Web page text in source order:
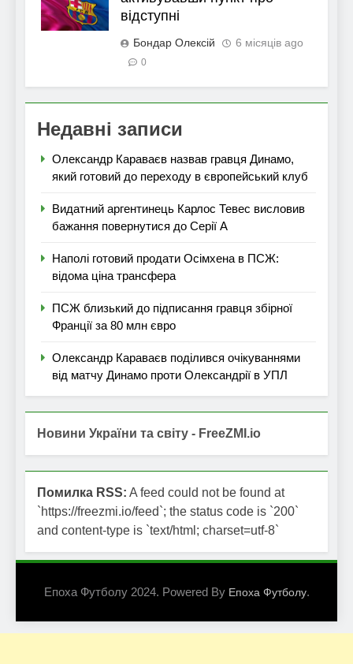
відступні
Бондар Олексій 6 місяців ago
0
Недавні записи
Олександр Караваєв назвав гравця Динамо,
який готовий до переходу в європейський клуб
Видатний аргентинець Карлос Тевес висловив
бажання повернутися до Серії А
Наполі готовий продати Осімхена в ПСЖ:
відома ціна трансфера
ПСЖ близький до підписання гравця збірної
Франції за 80 млн євро
Олександр Караваєв поділився очікуваннями
від матчу Динамо проти Олександрії в УПЛ
Новини України та світу - FreeZMI.io
Помилка RSS: A feed could not be found at
`https://freezmi.io/feed`; the status code is `200`
and content-type is `text/html; charset=utf-8`
Епоха Футболу 2024. Powered By Епоха Футболу.